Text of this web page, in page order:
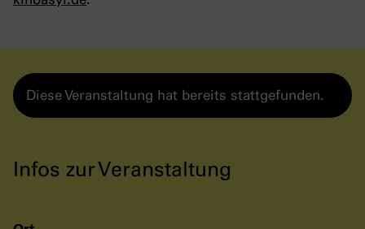
Diese Veranstaltung hat bereits stattgefunden.
Infos zur Veranstaltung